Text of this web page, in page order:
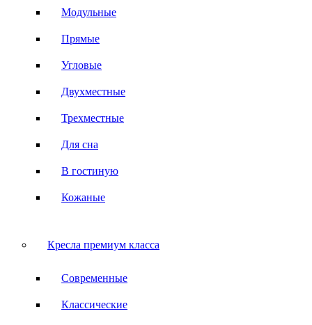
Модульные
Прямые
Угловые
Двухместные
Трехместные
Для сна
В гостиную
Кожаные
Кресла премиум класса
Современные
Классические